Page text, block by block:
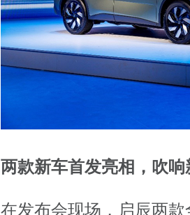
两款新车首发亮相，吹
在发布会现场，启辰两